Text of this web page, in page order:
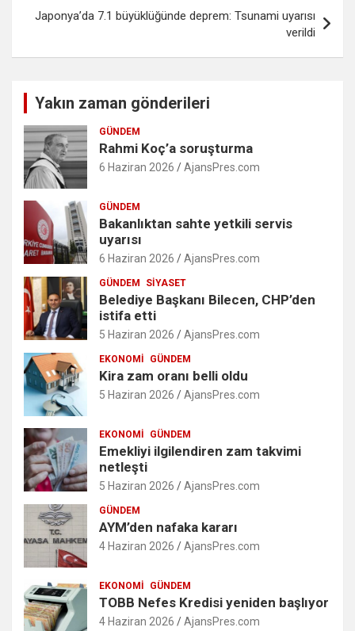
Japonya’da 7.1 büyüklüğünde deprem: Tsunami uyarısı
verildi
Yakın zaman gönderileri
GÜNDEM
Rahmi Koç’a soruşturma
6 Haziran 2026 AjansPres.com
GÜNDEM
Bakanlıktan sahte yetkili servis
uyarısı
6 Haziran 2026 AjansPres.com
GÜNDEM SIYASET
Belediye Başkanı Bilecen, CHP’den
istifa etti
5 Haziran 2026 AjansPres.com
EKONOMI GÜNDEM
Kira zam oranı belli oldu
5 Haziran 2026 AjansPres.com
EKONOMI GÜNDEM
Emekliyi ilgilendiren zam takvimi
netleşti
5 Haziran 2026 AjansPres.com
GÜNDEM
AYM’den nafaka kararı
4 Haziran 2026 AjansPres.com
EKONOMI GÜNDEM
TOBB Nefes Kredisi yeniden başlıyor
4 Haziran 2026 AjansPres.com